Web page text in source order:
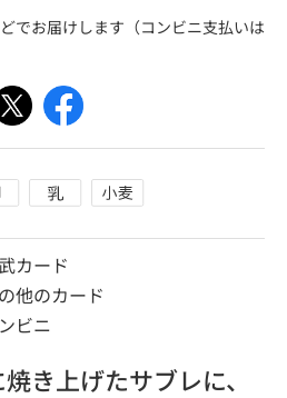
でお届けします（コンビニ支払いは
カード
他のカード
ビニ
き上げたサブレに、